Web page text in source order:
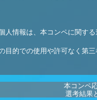
人情報は、本コンペに関す
的での使用や許可なく第三
本コンペ
選考結果